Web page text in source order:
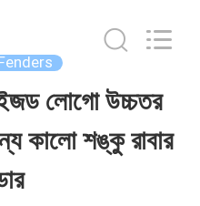
Fenders
লোগো উচ্চতর
কালো শঙ্কু রাবার